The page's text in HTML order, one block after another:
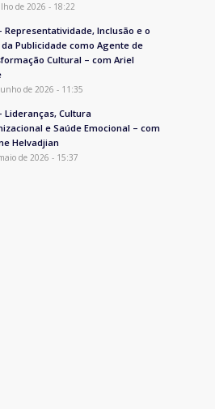
de 2026 - 18:22
Representatividade, Inclusão e o
da Publicidade como Agente de
Cultural – com Ariel
de 2026 - 11:35
Lideranças, Cultura
e Saúde Emocional – com
Helvadjian
de 2026 - 15:37